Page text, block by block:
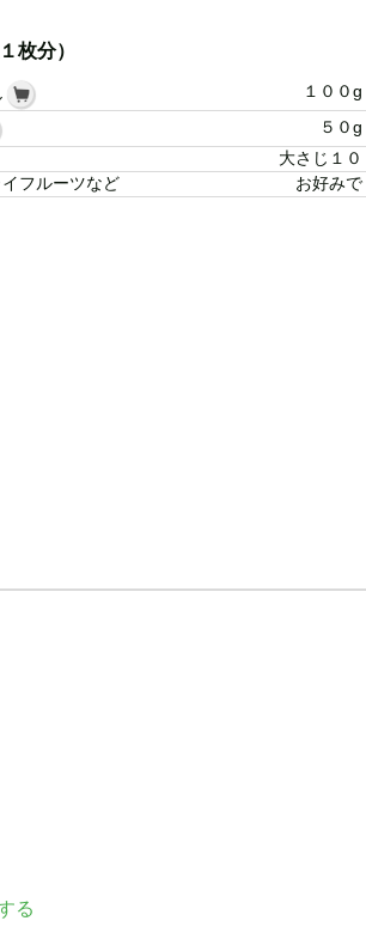
枚分）
１００g
５０g
大さじ１０
フルーツなど
お好みで
る